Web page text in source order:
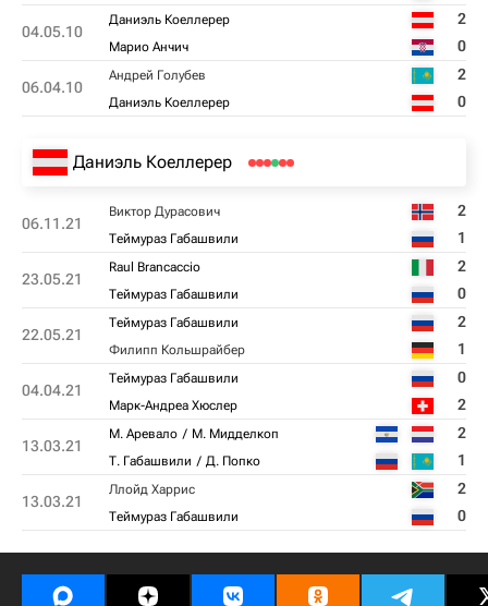
04.05.10
Даниэль Коеллерер 2
Марио Анчич 0
06.04.10
Андрей Голубев 2
Даниэль Коеллерер 0
Даниэль Коеллерер
06.11.21
Виктор Дурасович 2
Теймураз Габашвили 1
23.05.21
Raul Brancaccio 2
Теймураз Габашвили 0
22.05.21
Теймураз Габашвили 2
Филипп Кольшрайбер 1
04.04.21
Теймураз Габашвили 0
Марк-Андреа Хюслер 2
13.03.21
М. Аревало М. Мидделкоп 2
Т. Габашвили Д. Попко 1
13.03.21
Ллойд Харрис 2
Теймураз Габашвили 0